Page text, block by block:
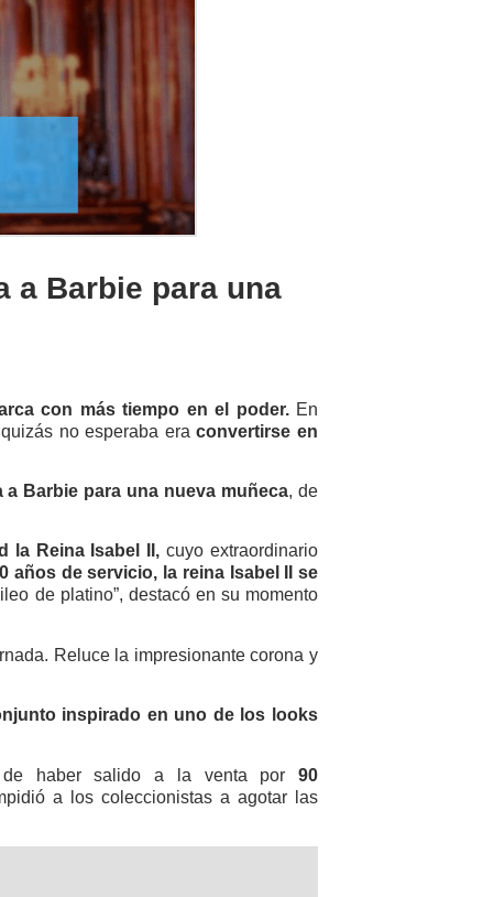
a Barbie para una
con más tiempo en el poder.En
no esperaba eraconvertirse en
Barbie para una nueva muñeca, de
la Reina Isabel II,cuyo extraordinario
años de servicio, la reina Isabel II se
de platino”, destacó en su momento
Reluce la impresionante corona y
inspirado en uno de los looks
de haber salido a la venta por90
a los coleccionistas a agotar las